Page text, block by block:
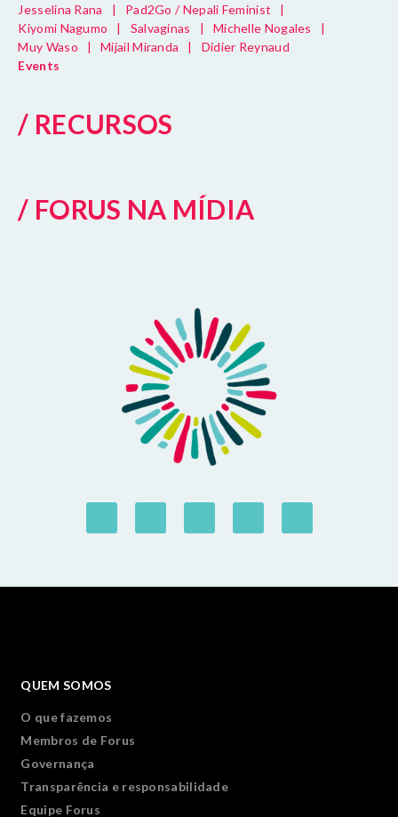
Jesselina Rana | Pad2Go / Nepali Feminist
|
Kiyomi Nagumo
| Salvaginas | Michelle Nogales
|
Muy Waso
| Mijail Miranda |
Didier Reynaud
Events
/ RECURSOS
/ FORUS NA MÍDIA
QUEM SOMOS
O que fazemos
Membros de Forus
Governança
Transparência e responsabilidade
Equipe Forus